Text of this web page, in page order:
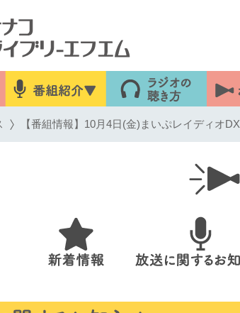
【番組情報】10月4日(金)まいぷレイディオDX